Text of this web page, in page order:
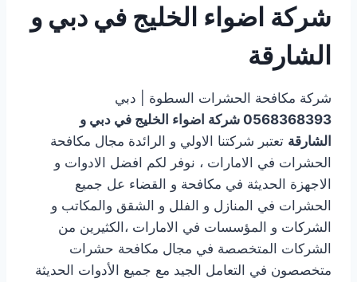
شركة اضواء الخليج في دبي و
الشارقة
شركة مكافحة الحشرات السطوة | دبي
0568368393 شركة اضواء الخليج في دبي و
الشارقة تعتبر شركتنا الاولي و الرائدة مجال مكافحة
الحشرات في الامارات ، نوفر لكم افضل الادوات و
الاجهزة الحديثة في مكافحة و القضاء عل جميع
الحشرات في المنازل و الفلل و الشقق والمكاتب و
الشركات و المؤسسات في الامارات ،الكثيرين من
الشركات المتخصصة في مجال مكافحة حشرات
متخصصون في التعامل الجيد مع جميع الأدوات الحديثة